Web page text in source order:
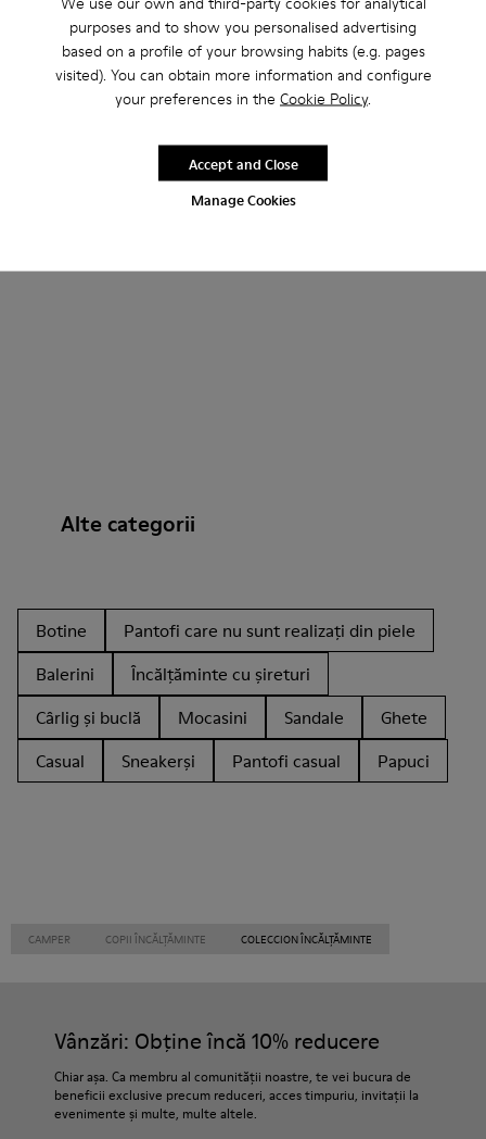
purposes and to show you personalised advertising
based on a profile of your browsing habits (e.g. pages
visited). You can obtain more information and configure
your preferences in the Cookie Policy.
Manage Cookies
Accept and Close
Bicho - 80177-074 - Pink
Bicho - 80177-088
Bicho - 80177-086
Bicho - 80177-082
Bicho - 80177-078
Bicho - 80177-077
Bicho - 80177-
Bicho -
-40%
Preț final în funcție de mărime
Alte categorii
Botine
Pantofi care nu sunt realizați din piele
Balerini
Încălțăminte cu șireturi
Cârlig și buclă
Mocasini Sandale
Ghete
Casual
Sneakerși Pantofi casual Papuci
CAMPER COPII ÎNCĂLȚĂMINTE COLECCION ÎNCĂLȚĂMINTE
Vânzări: Obține încă 10% reducere
Chiar așa. Ca membru al comunității noastre, te vei bucura de
beneficii exclusive precum reduceri, acces timpuriu, invitații la
evenimente și multe, multe altele.